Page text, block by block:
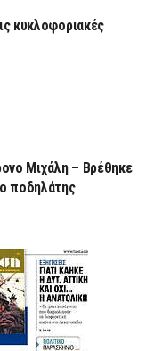
κυκλοφοριακές
Μιχάλη – Βρέθηκε
ποδηλάτης